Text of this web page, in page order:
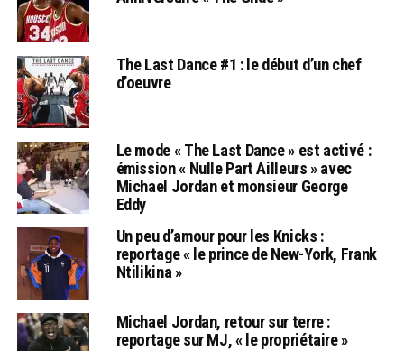
The Last Dance #1 : le début d’un chef
d’oeuvre
Le mode « The Last Dance » est activé :
émission « Nulle Part Ailleurs » avec
Michael Jordan et monsieur George
Eddy
Un peu d’amour pour les Knicks :
reportage « le prince de New-York, Frank
Ntilikina »
Michael Jordan, retour sur terre :
reportage sur MJ, « le propriétaire »